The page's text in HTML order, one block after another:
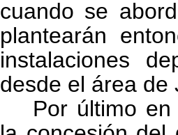
cuando se
plantearán
instalaciones
desde el área de
Por último